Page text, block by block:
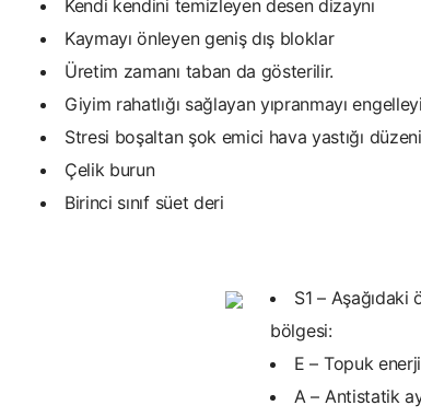
Kendi kendini temizleyen desen dizaynı
Kaymayı önleyen geniş dış bloklar
Üretim zamanı taban da gösterilir.
Giyim rahatlığı sağlayan yıpranmayı
Stresi boşaltan şok emici hava yastığı düzeni
Çelik burun
Birinci sınıf süet deri
S1 –
bölgesi:
E – Topuk
A – Antistatik